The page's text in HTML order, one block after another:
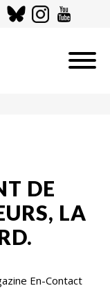
DE
LA
En-Contact